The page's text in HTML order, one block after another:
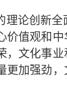
理论创新
值观和
，文化事
更加强劲